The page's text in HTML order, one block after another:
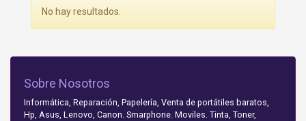
No hay resultados.
Sobre Nosotros
Informática, Reparación, Papelería, Venta de portátiles baratos,
Hp, Asus, Lenovo, Canon. Smarphone. Moviles. Tinta, Toner,